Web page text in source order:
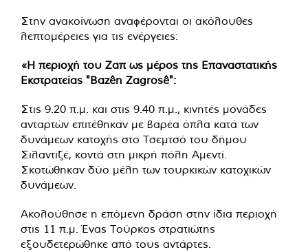
Στην ανακοίνωση αναφέρονται οι ακόλουθες
λεπτομέρειες για τις ενέργειες:
«Η περιοχή του Ζαπ ως μέρος της Επαναστατικής
Εκστρατείας "Bazên Zagrosê":
Στις 9.20 π.μ. και στις 9.40 π.μ., κινητές μονάδες
ανταρτών επιτέθηκαν με βαρέα όπλα κατά των
δυνάμεων κατοχής στο Τσεμτσό του δήμου
Σιλαντιζέ, κοντά στη μικρή πόλη Αμεντί.
Σκοτώθηκαν δύο μέλη των τουρκικών κατοχικών
δυνάμεων.
Ακολούθησε η επόμενη δράση στην ίδια περιοχή
στις 11 π.μ. Ένας Τούρκος στρατιώτης
εξουδετερώθηκε από τους αντάρτες.